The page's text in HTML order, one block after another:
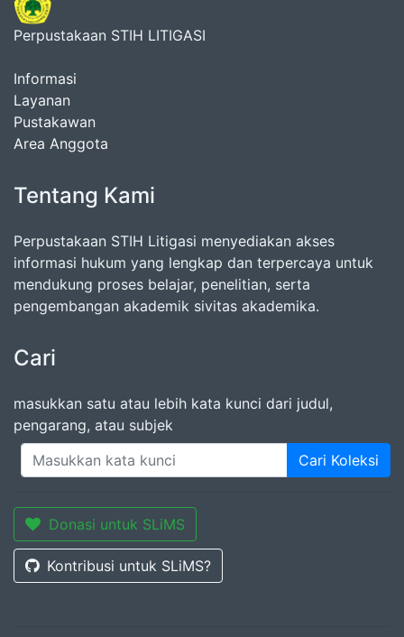
Perpustakaan STIH LITIGASI
Informasi
Layanan
Pustakawan
Area Anggota
Tentang Kami
Perpustakaan STIH Litigasi menyediakan akses
informasi hukum yang lengkap dan terpercaya untuk
mendukung proses belajar, penelitian, serta
pengembangan akademik sivitas akademika.
Cari
masukkan satu atau lebih kata kunci dari judul,
pengarang, atau subjek
Cari Koleksi
Donasi untuk SLiMS
Kontribusi untuk SLiMS?